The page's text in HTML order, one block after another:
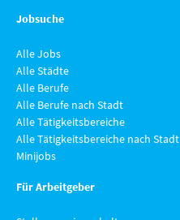
Jobsuche
Alle Jobs
Alle Städte
Alle Berufe
Alle Berufe nach Stadt
Alle Tätigkeitsbereiche
Alle Tätigkeitsbereiche nach Stadt
Minijobs
Für Arbeitgeber